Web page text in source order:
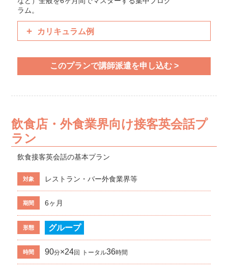
ラム。
カリキュラム例
ざいました
他に必要なものを伺う/ 私が出来ることを伺う
ラリー
このプランで講師派遣を申し込む >
飲食店・外食業界向け接客英会話プ
ラン
飲食接客英会話の基本プラン
対象 レストラン・バー外食業界等
期間 6ヶ月
形態 グループ
時間 90分×24回 トータル36時間